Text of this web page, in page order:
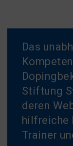
Das
Stiftung
deren
hilfreiche
Trainer